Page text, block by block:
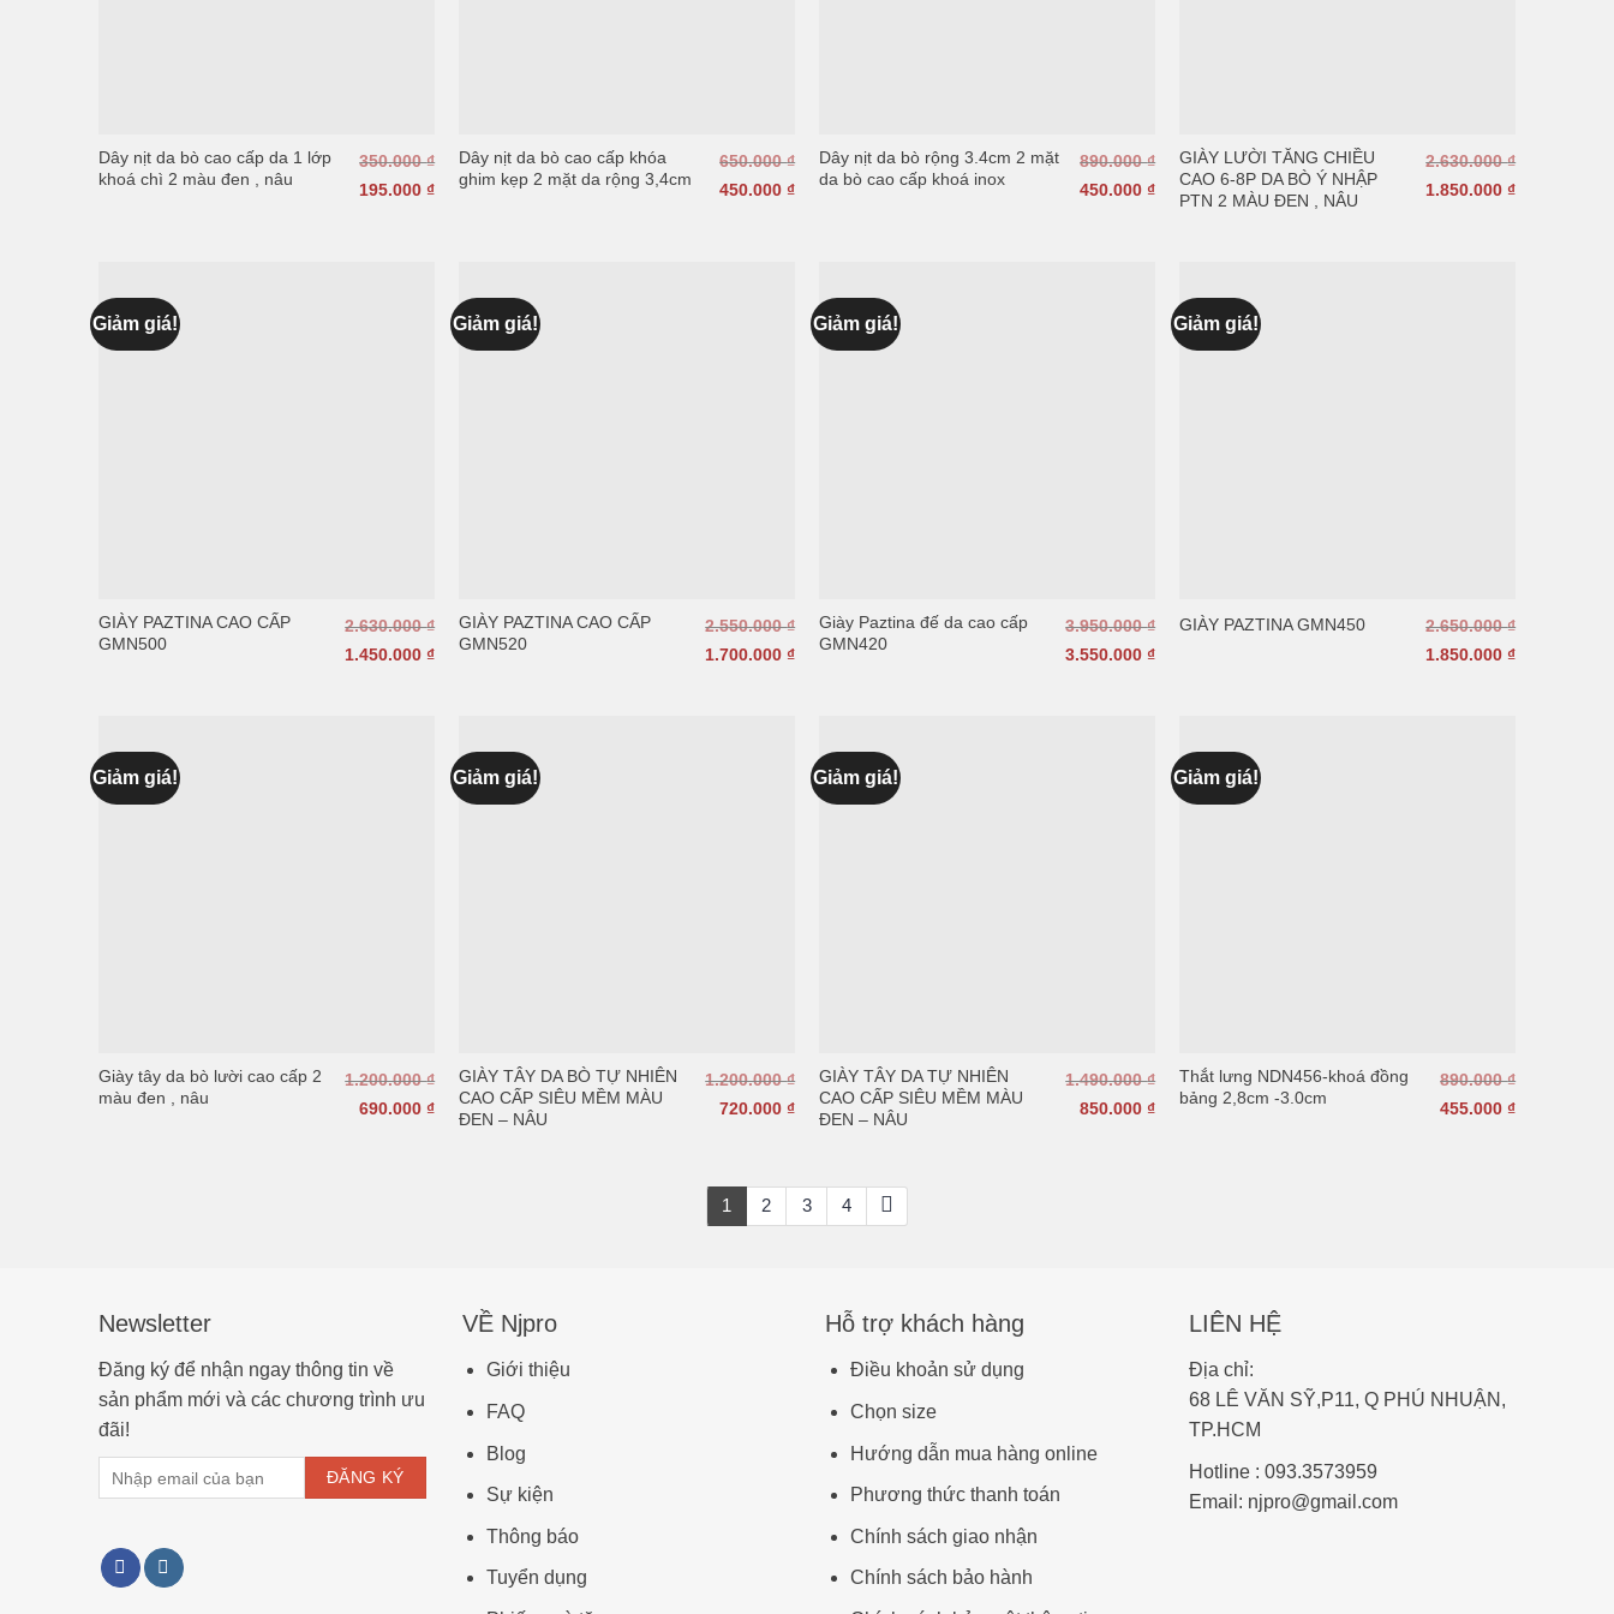
Dây nịt da bò cao cấp da 1 lớp
khoá chì 2 màu đen , nâu
350.000₫
195.000 ₫
Dây nịt da bò cao cấp khóa
ghim kẹp 2 mặt da rộng 3,4cm
650.000₫
450.000 ₫
Dây nịt da bò rộng 3.4cm 2 mặt
da bò cao cấp khoá inox
890.000₫
450.000 ₫
GIÀY LƯỜI TĂNG CHIỀU
CAO 6-8P DA BÒ Ý NHẬP
PTN 2 MÀU ĐEN , NÂU
2.630.000₫
1.850.000 ₫
Giảm giá!
GIÀY PAZTINA CAO CẤP
GMN500
2.630.000₫
1.450.000 ₫
Giảm giá!
GIÀY PAZTINA CAO CẤP
GMN520
2.550.000₫
1.700.000 ₫
Giảm giá!
Giày Paztina đế da cao cấp
GMN420
3.950.000₫
3.550.000 ₫
Giảm giá!
GIÀY PAZTINA GMN450 2.650.000₫
1.850.000 ₫
Giảm giá!
Giày tây da bò lười cao cấp 2
màu đen , nâu
1.200.000₫
690.000 ₫
Giảm giá!
GIÀY TÂY DA BÒ TỰ NHIÊN
CAO CẤP SIÊU MỀM MÀU
ĐEN – NÂU
1.200.000₫
720.000 ₫
Giảm giá!
GIÀY TÂY DA TỰ NHIÊN
CAO CẤP SIÊU MỀM MÀU
ĐEN – NÂU
1.490.000₫
850.000 ₫
Giảm giá!
Thắt lưng NDN456-khoá đồng
bảng 2,8cm -3.0cm
890.000₫
455.000 ₫
1 2 3 4
Newsletter
Đăng ký để nhận ngay thông tin về
sản phẩm mới và các chương trình ưu
đãi!
VỀ Njpro
Giới thiệu
FAQ
Blog
Sự kiện
Thông báo
Tuyển dụng
Hỗ trợ khách hàng
Điều khoản sử dụng
Chọn size
Hướng dẫn mua hàng online
Phương thức thanh toán
Chính sách giao nhận
Chính sách bảo hành
LIÊN HỆ
Địa chỉ:
68 LÊ VĂN SỸ,P11, Q PHÚ NHUẬN,
TP.HCM
Hotline : 093.3573959
Email: njpro@gmail.com